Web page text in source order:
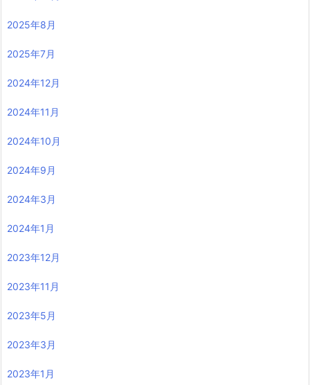
2025年8月
2025年7月
2024年12月
2024年11月
2024年10月
2024年9月
2024年3月
2024年1月
2023年12月
2023年11月
2023年5月
2023年3月
2023年1月